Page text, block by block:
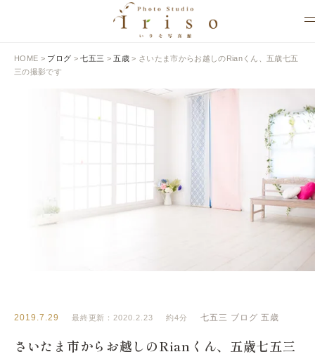
HOME > ブログ >七五三 >五歳 > さいたま市からお越しのRianくん、五歳七五
三の撮影です
2019.7.29 最終更新：2020.2.23 約4分 七五三 ブログ 五歳
さいたま市からお越しのRianくん、五歳七五三